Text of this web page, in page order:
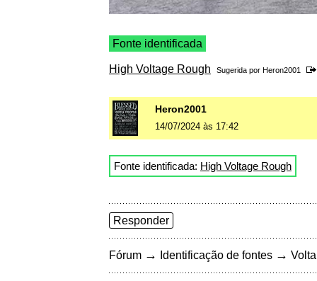
Fonte identificada
High Voltage Rough Sugerida por Heron2001
Heron2001
14/07/2024 às 17:42
Fonte identificada: High Voltage Rough
Responder
Fórum → Identificação de fontes →